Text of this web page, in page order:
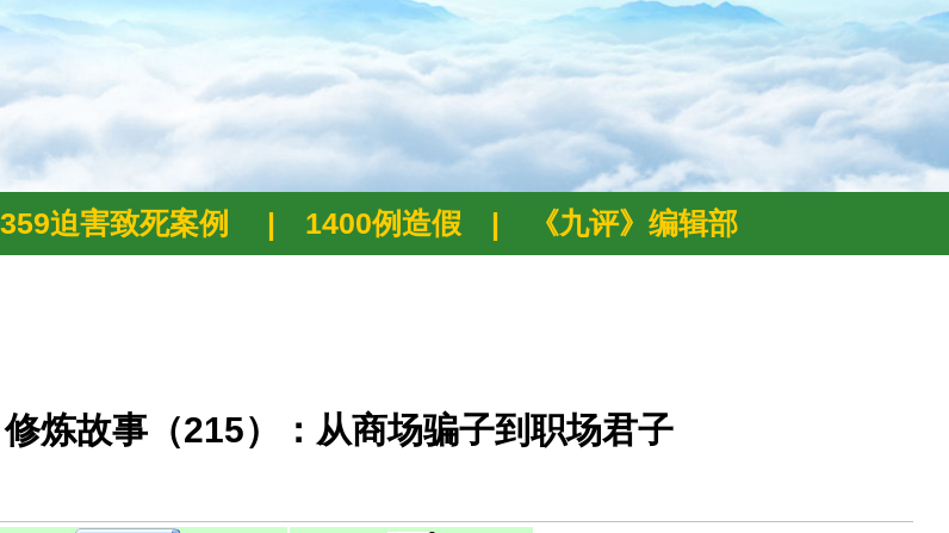
迫害致死案例 | 1400例造假 | 《九评》编辑部
修炼故事（215）：从商场骗子到职场君子